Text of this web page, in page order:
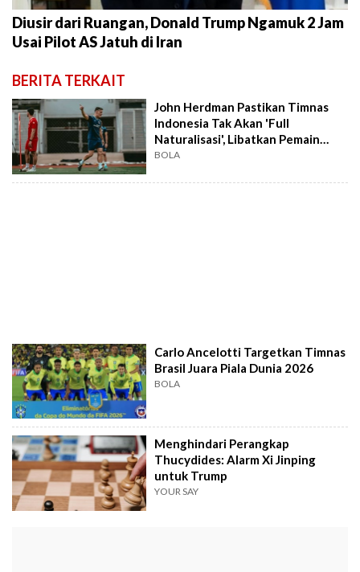
Diusir dari Ruangan, Donald Trump Ngamuk 2 Jam
Usai Pilot AS Jatuh di Iran
BERITA TERKAIT
John Herdman Pastikan Timnas
Indonesia Tak Akan 'Full
Naturalisasi', Libatkan Pemain
Lokal Potensial
BOLA
Carlo Ancelotti Targetkan Timnas
Brasil Juara Piala Dunia 2026
BOLA
Menghindari Perangkap
Thucydides: Alarm Xi Jinping
untuk Trump
YOUR SAY